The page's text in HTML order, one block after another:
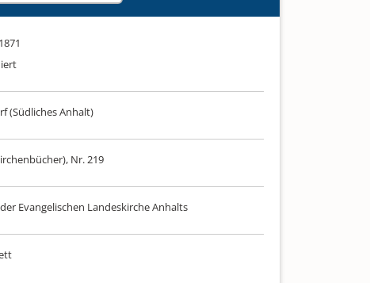
(Südliches Anhalt)
Nr. 219
Evangelischen Landeskirche Anhalts